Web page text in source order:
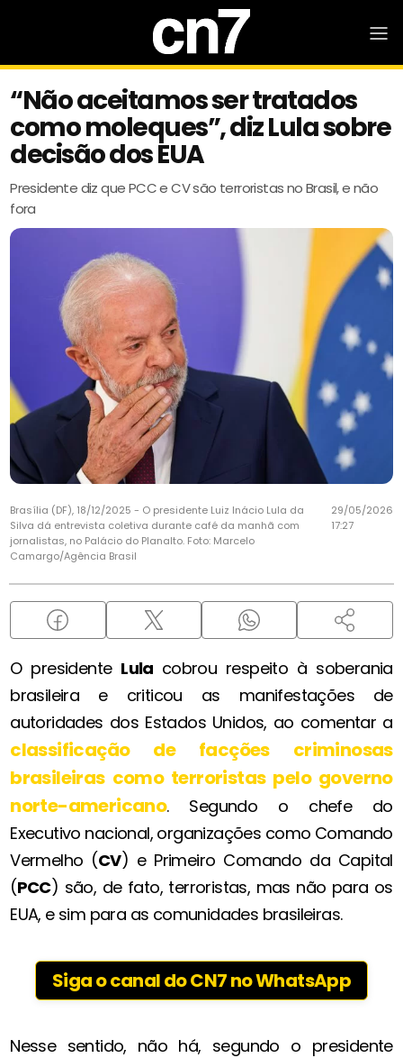
“Não aceitamos ser tratados
como moleques”, diz Lula sobre
decisão dos EUA
Presidente diz que PCC e CV são terroristas no Brasil, e não
fora
Brasília (DF), 18/12/2025 - O presidente Luiz Inácio Lula da
Silva dá entrevista coletiva durante café da manhã com
jornalistas, no Palácio do Planalto. Foto: Marcelo
Camargo/Agência Brasil
29/05/2026
17:27
O presidente Lula cobrou respeito à soberania
brasileira e criticou as manifestações de
autoridades dos Estados Unidos, ao comentar a
classificação de facções criminosas
brasileiras como terroristas pelo governo
norte-americano. Segundo o chefe do
Executivo nacional, organizações como Comando
Vermelho (CV) e Primeiro Comando da Capital
(PCC) são, de fato, terroristas, mas não para os
EUA, e sim para as comunidades brasileiras.
Siga o canal do CN7 no WhatsApp
Nesse sentido, não há, segundo o presidente